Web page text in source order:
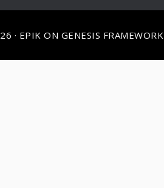
· EPIK ON GENESIS FRAMEWORK